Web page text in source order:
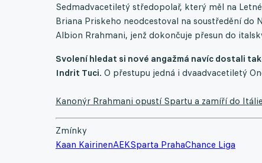
Sedmadvacetiletý středopolař, který měl na
Briana Priskeho neodcestoval na soustředění
Albion Rrahmani, jenž dokončuje přesun do
Svolení hledat si nové angažmá navíc dostali
Indrit Tuci. O přestupu jedná i dvaadvacetiletý
Kanonýr Rrahmani opustí Spartu a zamíří do Itálie
Zmínky
Kaan KairinenAEKSparta PrahaChance Liga